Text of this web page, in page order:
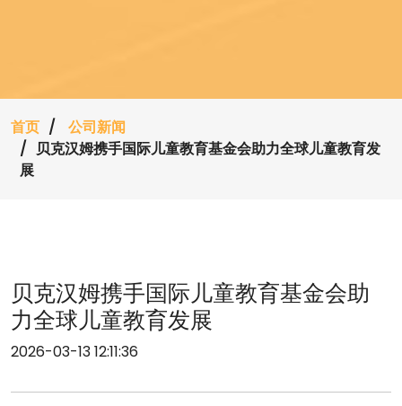
首页
公司新闻
贝克汉姆携手国际儿童教育基金会助力全球儿童教育发
展
贝克汉姆携手国际儿童教育基金会助
力全球儿童教育发展
2026-03-13 12:11:36